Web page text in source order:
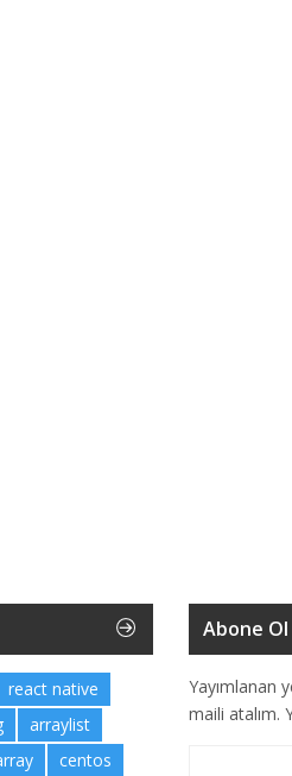
react native
arraylist
centos
Abone Ol
Yayımlanan
maili atalım.